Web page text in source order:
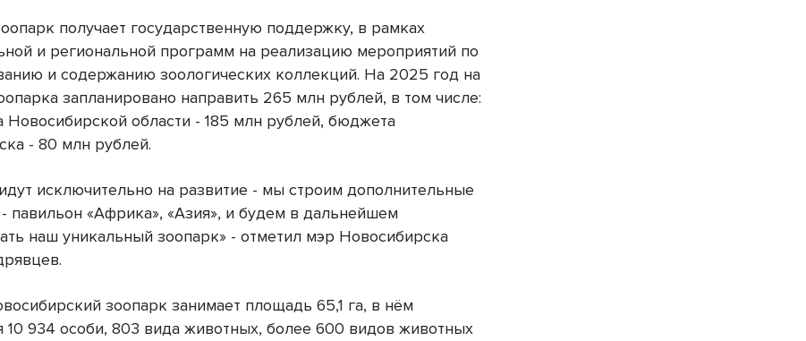
получает государственную поддержку, в рамках
и региональной программ на реализацию мероприятий по
и содержанию зоологических коллекций. На 2025 год на
запланировано направить 265 млн рублей, в том числе:
Новосибирской области - 185 млн рублей, бюджета
- 80 млн рублей.
исключительно на развитие - мы строим дополнительные
павильон «Африка», «Азия», и будем в дальнейшем
наш уникальный зоопарк» - отметил мэр Новосибирска
зоопарк занимает площадь 65,1 га, в нём
10 934 особи, 803 вида животных, более 600 видов животных